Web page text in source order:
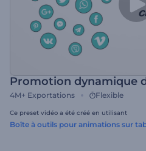
Promotion dynamique
4M+ Exportations Flexible
Ce preset vidéo a été créé en utilisant
Boîte à outils pour animations sur